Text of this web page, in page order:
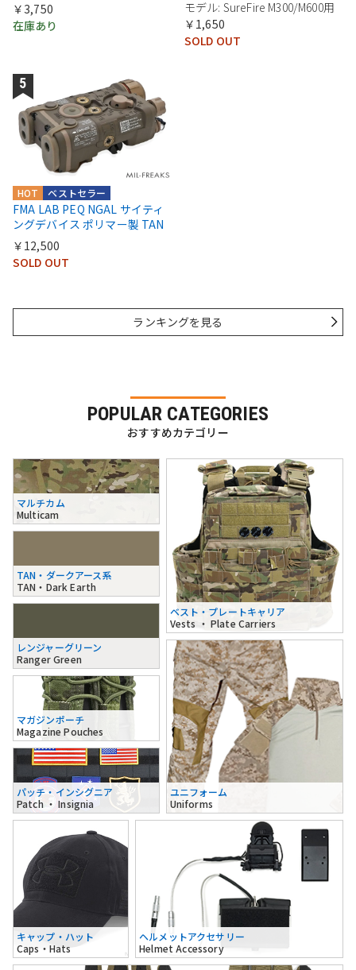
￥3,750
在庫あり
モデル: SureFire M300/M600用
￥1,650
SOLD OUT
ベストセラー
HOT
FMA LAB PEQ NGAL サイティ
ングデバイス ポリマー製 TAN
￥12,500
SOLD OUT
ランキングを見る
POPULAR CATEGORIES
おすすめカテゴリー
マルチカム
Multicam
TAN・ダークアース系
TAN・Dark Earth
レンジャーグリーン
Ranger Green
ベスト・プレートキャリア
Vests ・ Plate Carriers
マガジンポーチ
Magazine Pouches
パッチ・インシグニア
Patch ・ Insignia
ユニフォーム
Uniforms
キャップ・ハット
Caps・Hats
ヘルメットアクセサリー
Helmet Accessory